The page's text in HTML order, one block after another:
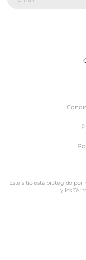
Este sitio está protegido por
y los